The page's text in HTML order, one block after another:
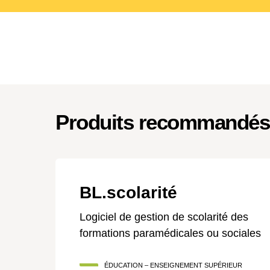
Produits recommandés
BL.scolarité
Logiciel de gestion de scolarité des
formations paramédicales ou sociales
ÉDUCATION – ENSEIGNEMENT SUPÉRIEUR